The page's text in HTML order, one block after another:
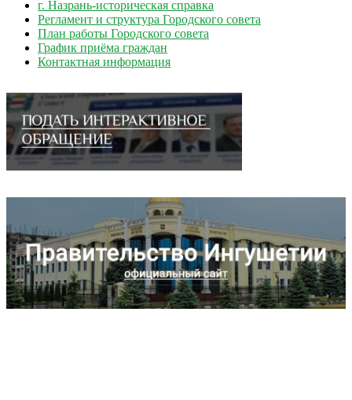
г. Назрань-историческая справка
Регламент и структура Городского совета
План работы Городского совета
График приёма граждан
Контактная информация